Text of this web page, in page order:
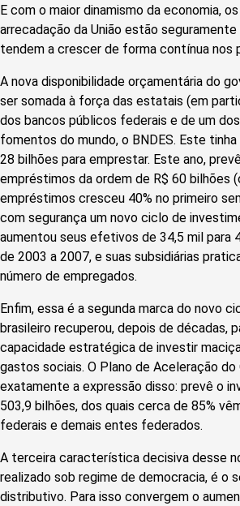
E com o maior dinamismo da economia,
arrecadação da União estão
tendem a crescer de forma contínua nos
A nova disponibilidade orçamentária do
ser somada à força das estatais (em
dos bancos públicos federais e de um
fomentos do mundo, o BNDES. Este
28 bilhões para emprestar. Este ano,
empréstimos da ordem de R$ 60 bilhões
empréstimos cresceu 40% no primeiro
com segurança um novo ciclo de
aumentou seus efetivos de 34,5 mil para
de 2003 a 2007, e suas subsidiárias
número de empregados.
Enfim, essa é a segunda marca do novo
brasileiro recuperou, depois de décadas,
capacidade estratégica de investir
gastos sociais. O Plano de Aceleração
exatamente a expressão disso: prevê o
503,9 bilhões, dos quais cerca de 85%
federais e demais entes federados.
A terceira característica decisiva desse
realizado sob regime de democracia, é o
distributivo. Para isso convergem o